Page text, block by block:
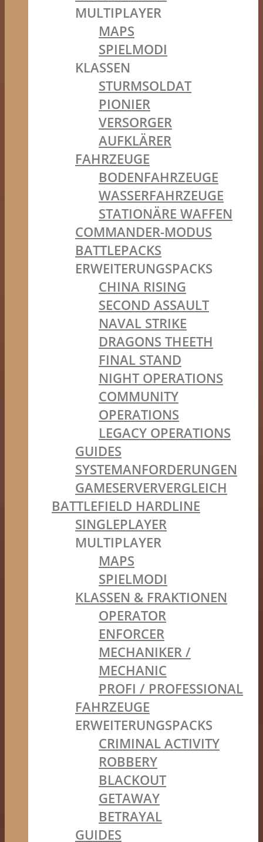
MULTIPLAYER
MAPS
SPIELMODI
KLASSEN
STURMSOLDAT
PIONIER
VERSORGER
AUFKLÄRER
FAHRZEUGE
BODENFAHRZEUGE
WASSERFAHRZEUGE
STATIONÄRE WAFFEN
COMMANDER-MODUS
BATTLEPACKS
ERWEITERUNGSPACKS
CHINA RISING
SECOND ASSAULT
NAVAL STRIKE
DRAGONS THEETH
FINAL STAND
NIGHT OPERATIONS
COMMUNITY
OPERATIONS
LEGACY OPERATIONS
GUIDES
SYSTEMANFORDERUNGEN
GAMESERVERVERGLEICH
BATTLEFIELD HARDLINE
SINGLEPLAYER
MULTIPLAYER
MAPS
SPIELMODI
KLASSEN & FRAKTIONEN
OPERATOR
ENFORCER
MECHANIKER /
MECHANIC
PROFI / PROFESSIONAL
FAHRZEUGE
ERWEITERUNGSPACKS
CRIMINAL ACTIVITY
ROBBERY
BLACKOUT
GETAWAY
BETRAYAL
GUIDES